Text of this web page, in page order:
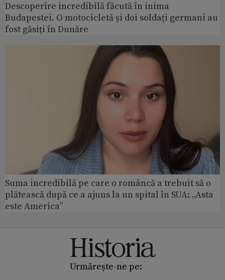
Descoperire incredibilă făcută în inima
Budapestei. O motocicletă și doi soldați germani au
fost găsiți în Dunăre
Suma incredibilă pe care o româncă a trebuit să o
plătească după ce a ajuns la un spital în SUA: „Asta
este America”
Urmărește-ne pe: